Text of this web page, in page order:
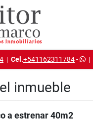
| Cel.+541162311784- |
inmueble
a estrenar 40m2